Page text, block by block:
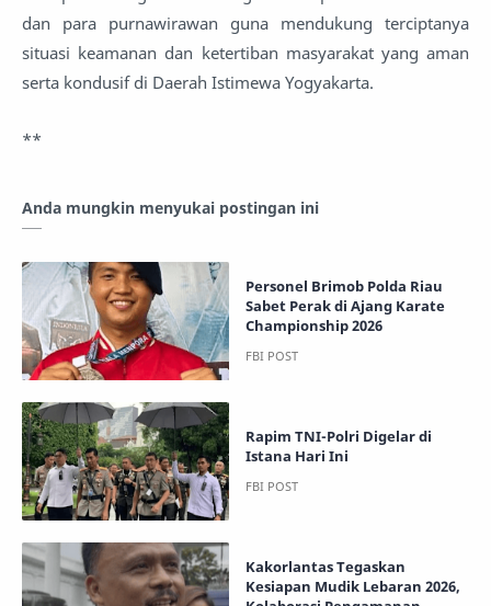
dan para purnawirawan guna mendukung terciptanya
situasi keamanan dan ketertiban masyarakat yang aman
serta kondusif di Daerah Istimewa Yogyakarta.
**
Anda mungkin menyukai postingan ini
Personel Brimob Polda Riau
Sabet Perak di Ajang Karate
Championship 2026
Rapim TNI-Polri Digelar di
Istana Hari Ini
Kakorlantas Tegaskan
Kesiapan Mudik Lebaran 2026,